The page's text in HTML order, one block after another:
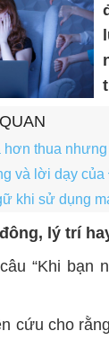
hơn thua
và lời dạy
khi sử dụng
lý trí
“Khi bạn
cứu chorằng